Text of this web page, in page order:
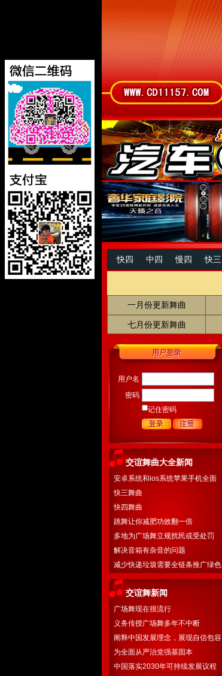
快四 中四 慢四 快三
一月份更新舞曲
七月份更新舞曲
用户名
密码
记住密码
交谊舞曲大全新闻
安卓系统和ios系统苹果手机全面
开通下载
快三舞曲
快四舞曲
跳舞让你减肥功效翻一倍
多地为广场舞立规扰民或受处罚
解决音箱有杂音的问题
减少快递垃圾需要全链条推广绿色
物流
交谊舞新闻
广场舞现在很流行
义务传授广场舞多年不中断
阐释中国发展理念，展现自信包容
胸怀
为全面从严治党强基固本
中国落实2030年可持续发展议程